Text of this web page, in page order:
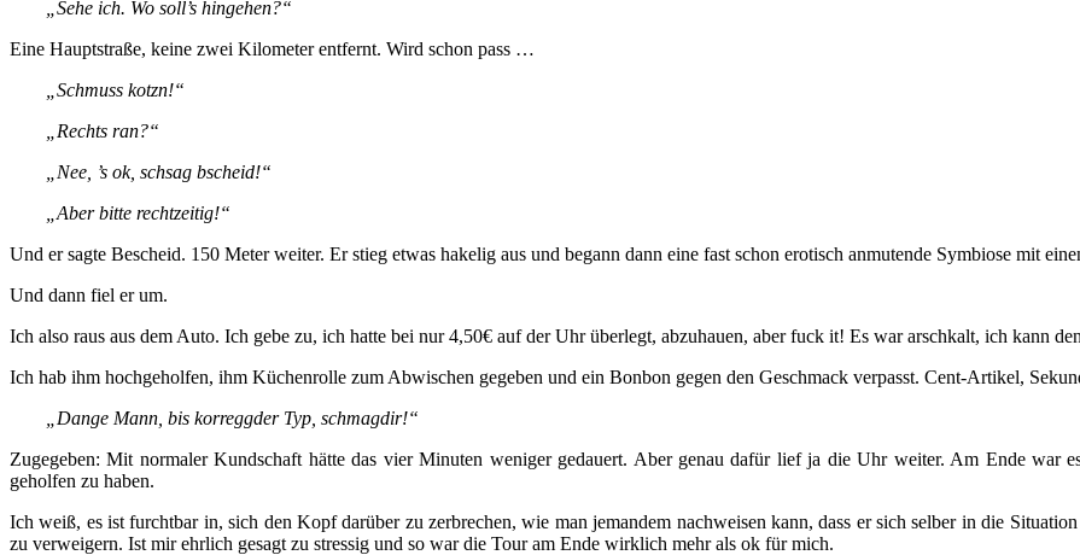
„Sehe ich. Wo soll’s hingehen?“
Eine Hauptstraße, keine zwei Kilometer entfernt. Wird schon pass …
„Schmuss kotzn!“
„Rechts ran?“
„Nee, ’s ok, schsag bscheid!“
„Aber bitte rechtzeitig!“
Und er sagte Bescheid. 150 Meter weiter. Er stieg etwas hakelig aus und begann dann eine fast schon erotisch anmutende Symbiose mit
Und dann fiel er um.
Ich also raus aus dem Auto. Ich gebe zu, ich hatte bei nur 4,50€ auf der Uhr überlegt, abzuhauen, aber fuck it! Es war arschkalt, ich kann
Ich hab ihm hochgeholfen, ihm Küchenrolle zum Abwischen gegeben und ein Bonbon gegen den Geschmack verpasst. Cent-Artikel,
„Dange Mann, bis korreggder Typ, schmagdir!“
Zugegeben: Mit normaler Kundschaft hätte das vier Minuten weniger gedauert. Aber genau dafür lief ja die Uhr weiter. Am Ende war
geholfen zu haben.
Ich weiß, es ist furchtbar in, sich den Kopf darüber zu zerbrechen, wie man jemandem nachweisen kann, dass er sich selber in die
zu verweigern. Ist mir ehrlich gesagt zu stressig und so war die Tour am Ende wirklich mehr als ok für mich.